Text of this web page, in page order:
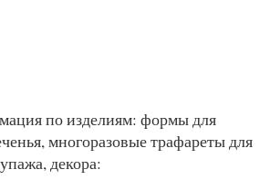
по изделиям: формы для
многоразовые трафареты для
декора: